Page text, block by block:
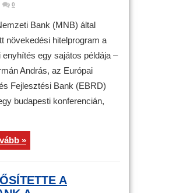
0
Bank (MNB) által
növekedési hitelprogram a
enyhítés egy sajátos példája –
András, az Európai
Fejlesztési Bank (EBRD)
budapesti konferencián,
»
A